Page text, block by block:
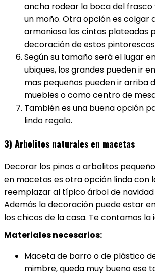
ancha rodear la boca del
un moño. Otra opción es colgar
armoniosa las cintas plateadas
decoración de estos
Según su tamaño será el lugar
ubiques, los grandes pueden ir
mas pequeños pueden ir arriba
muebles o como centro de
También es una buena opción
lindo regalo.
3) Arbolitos naturales en macetas
Decorar los pinos o arbolitos
en macetas es otra opción linda con
reemplazar al típico árbol de
Además la decoración puede estar
los chicos de la casa. Te contamos la
Materiales necesarios:
Maceta de barro o de plástico
mimbre, queda muy bueno ese